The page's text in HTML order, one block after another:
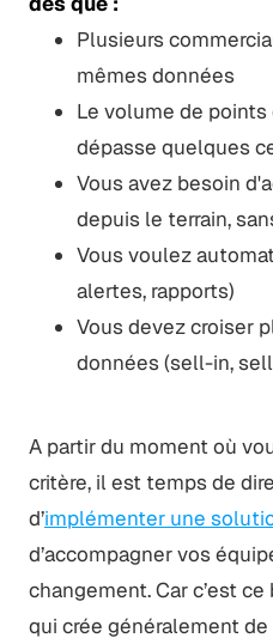
Plusieurs
mêmes données
Le volume de
dépasse quelques
Vous avez besoin
depuis le terrain,
Vous voulez
alertes, rapports)
Vous devez croiser
données (sell-in,
A partir du moment où
critère, il est temps de
d’implémenter une
d’accompagner vos
changement. Car c’est
qui crée généralement